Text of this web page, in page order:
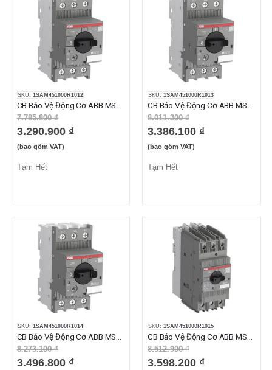
SKU: 1SAM451000R1012
7.785.800 ₫
3.290.900 ₫
(bao gồm VAT)
Tạm Hết
SKU: 1SAM451000R1013
8.011.300 ₫
3.386.100 ₫
(bao gồm VAT)
Tạm Hết
SKU: 1SAM451000R1014
8.273.100 ₫
3.496.800 ₫
SKU: 1SAM451000R1015
8.512.900 ₫
3.598.200 ₫